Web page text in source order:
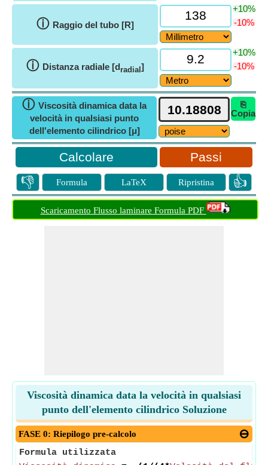
ⓘ Raggio del tubo [R]
+10%
-10%
ⓘ Distanza radiale [dradial ]
+10%
-10%
ⓘ Viscosità dinamica data la
velocità in qualsiasi punto
dell'elemento cilindrico [μ]
⎘
Copia
Passi
👎 Formula LaTeX Ripristina 👍
Scaricamento Flusso laminare Formula PDF
Viscosità dinamica data la velocità in qualsiasi
punto dell'elemento cilindrico Soluzione
FASE 0: Riepilogo pre-calcolo
Formula utilizzata